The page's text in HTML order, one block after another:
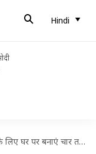
Hindi
पर बनाएं चार तरह के कीवी फेसपैक